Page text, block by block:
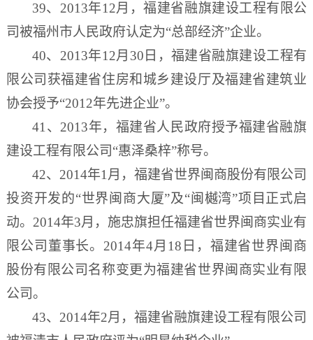
39、2013年12月，福建省融旗建设工程有限公
司被福州市人民政府认定为“总部经济”企业。
40、2013年12月30日，福建省融旗建设工程有
限公司获福建省住房和城乡建设厅及福建省建筑业
协会授予“2012年先进企业”。
41、2013年，福建省人民政府授予福建省融旗
建设工程有限公司“惠泽桑梓”称号。
42、2014年1月，福建省世界闽商股份有限公司
投资开发的“世界闽商大厦”及“闽樾湾”项目正式启
动。2014年3月，施忠旗担任福建省世界闽商实业有
限公司董事长。2014年4月18日，福建省世界闽商
股份有限公司名称变更为福建省世界闽商实业有限
公司。
43、2014年2月，福建省融旗建设工程有限公司